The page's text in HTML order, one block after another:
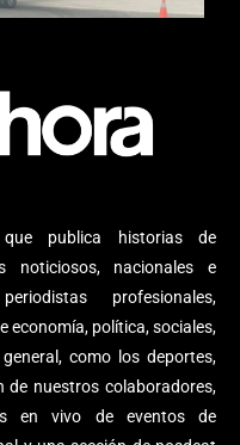
publica historias de
noticiosos, nacionales e
profesionales,
economía, política, sociales,
como los deportes,
de nuestros colaboradores,
en vivo de eventos de